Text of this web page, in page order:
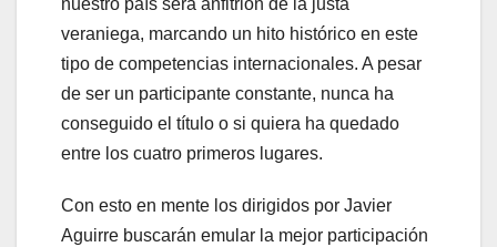
nuestro país será anfitrión de la justa
veraniega, marcando un hito histórico en este
tipo de competencias internacionales. A pesar
de ser un participante constante, nunca ha
conseguido el título o si quiera ha quedado
entre los cuatro primeros lugares.
Con esto en mente los dirigidos por Javier
Aguirre buscarán emular la mejor participación